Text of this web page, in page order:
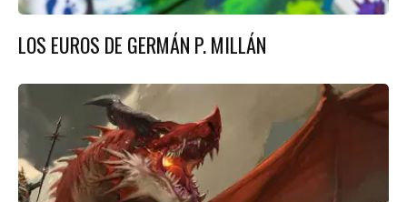
LOS EUROS DE GERMÁN P. MILLÁN